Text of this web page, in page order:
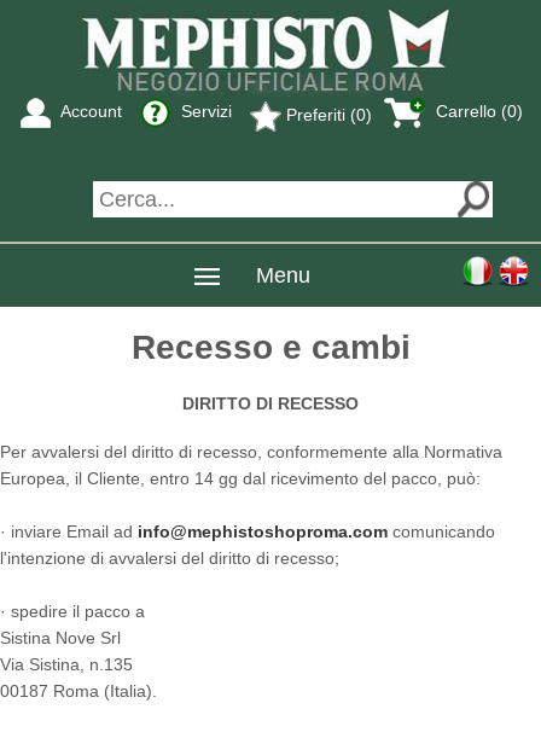
Carrello (0)
Preferiti (0)
Servizi
Account
Menu
Recesso e cambi
DIRITTO DI RECESSO
Per avvalersi del diritto di recesso, conformemente alla Normativa
Europea, il Cliente, entro 14 gg dal ricevimento del pacco, può:
· inviare Email ad info@mephistoshoproma.com comunicando
l'intenzione di avvalersi del diritto di recesso;
· spedire il pacco a
Sistina Nove Srl
Via Sistina, n.135
00187 Roma (Italia).